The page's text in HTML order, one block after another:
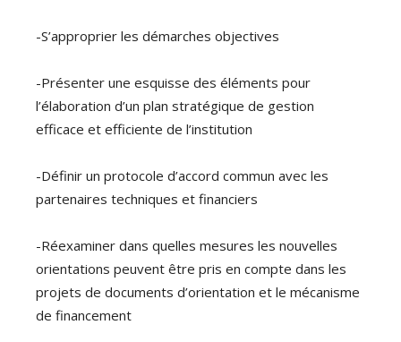
-S’approprier les démarches objectives
-Présenter une esquisse des éléments pour
l’élaboration d’un plan stratégique de gestion
efficace et efficiente de l’institution
-Définir un protocole d’accord commun avec les
partenaires techniques et financiers
-Réexaminer dans quelles mesures les nouvelles
orientations peuvent être pris en compte dans les
projets de documents d’orientation et le mécanisme
de financement